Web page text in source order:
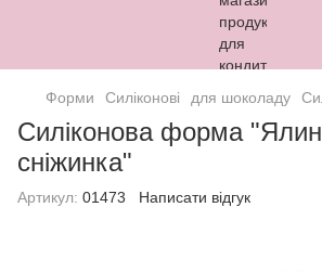
Форми Силіконові для шоколаду
Силіконова форма
сніжинка"
Артикул: 01473 Написати відгук